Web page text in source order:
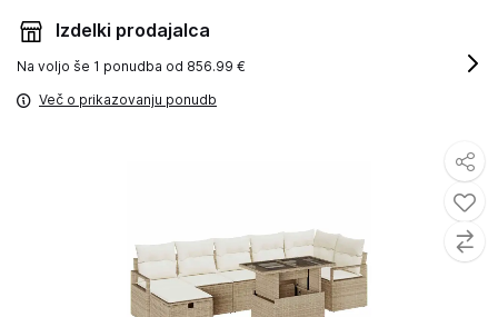
Izdelki prodajalca
Na voljo še 1 ponudba od 856.99 €
Več o prikazovanju ponudb